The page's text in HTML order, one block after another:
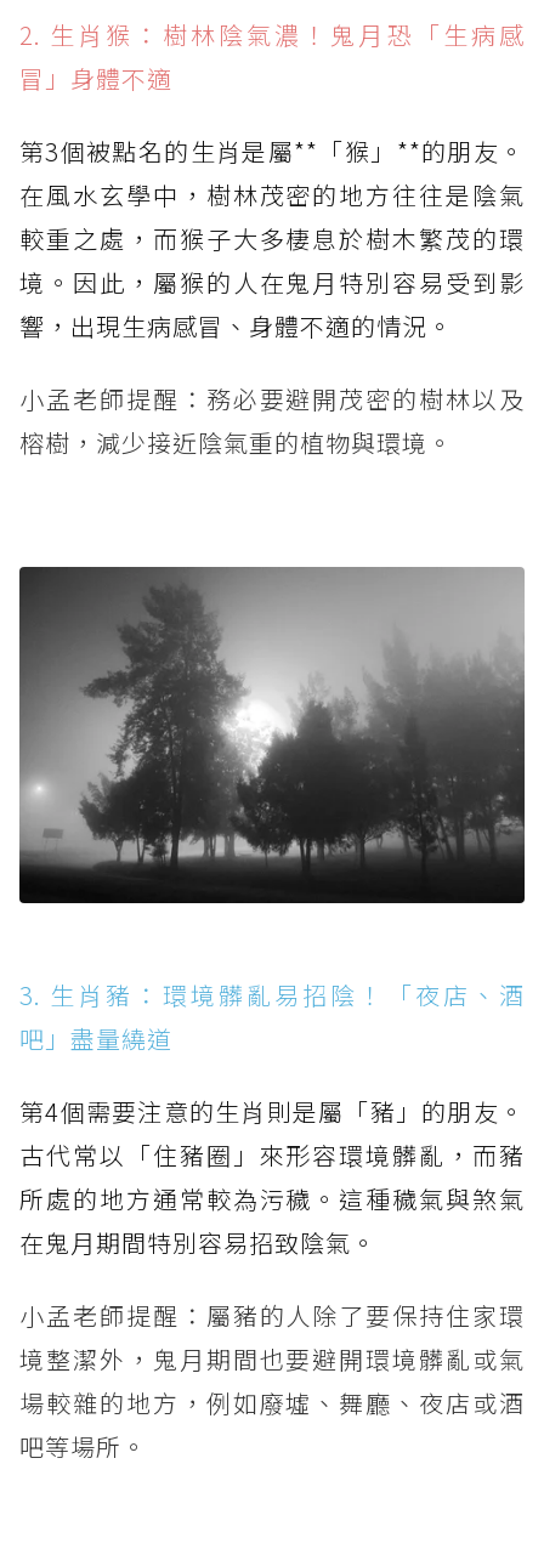
2. 生肖猴：樹林陰氣濃！鬼月恐「生病感
冒」身體不適
第3個被點名的生肖是屬**「猴」**的朋友。
在風水玄學中，樹林茂密的地方往往是陰氣
較重之處，而猴子大多棲息於樹木繁茂的環
境。因此，屬猴的人在鬼月特別容易受到影
響，出現生病感冒、身體不適的情況。
小孟老師提醒：務必要避開茂密的樹林以及
榕樹，減少接近陰氣重的植物與環境。
3. 生肖豬：環境髒亂易招陰！「夜店、酒
吧」盡量繞道
第4個需要注意的生肖則是屬「豬」的朋友。
古代常以「住豬圈」來形容環境髒亂，而豬
所處的地方通常較為污穢。這種穢氣與煞氣
在鬼月期間特別容易招致陰氣。
小孟老師提醒：屬豬的人除了要保持住家環
境整潔外，鬼月期間也要避開環境髒亂或氣
場較雜的地方，例如廢墟、舞廳、夜店或酒
吧等場所。